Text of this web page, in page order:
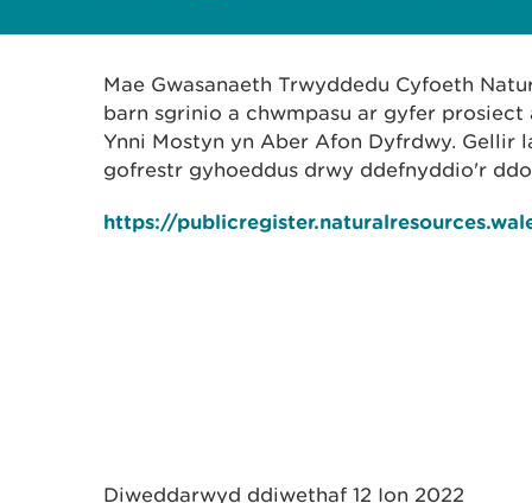
Mae Gwasanaeth Trwyddedu Cyfoeth
barn sgrinio a chwmpasu ar gyfer
Ynni Mostyn yn Aber Afon Dyfrdwy. Gellir
gofrestr gyhoeddus drwy ddefnyddio'r
https://
Diweddarwyd ddiwethaf 12 Ion 2022